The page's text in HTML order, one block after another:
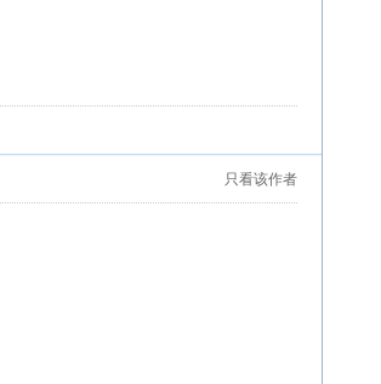
只看该作者